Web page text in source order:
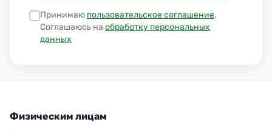
Принимаю пользовательское соглашение.
Соглашаюсь на обработку персональных
данных
Физическим лицам